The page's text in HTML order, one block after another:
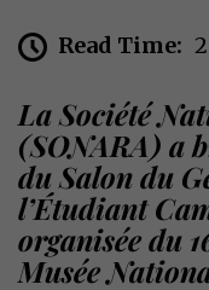
Read Time:
La Société
(SONARA) a
du Salon du
l’Étudiant
organisée du
Musée